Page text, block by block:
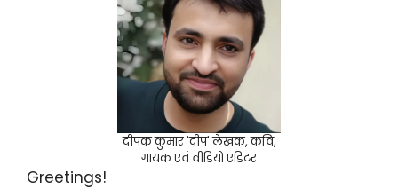
दीपक कुमार 'दीप' लेखक, कवि,
गायक एवं वीडियो एडिटर
Greetings!